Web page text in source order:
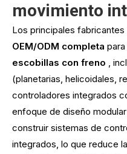
movimiento
Los principales
OEM/ODM completa para
escobillas con freno ,
(planetarias, helicoidales,
controladores integrados
enfoque de diseño
construir sistemas de
integrados, lo que reduce